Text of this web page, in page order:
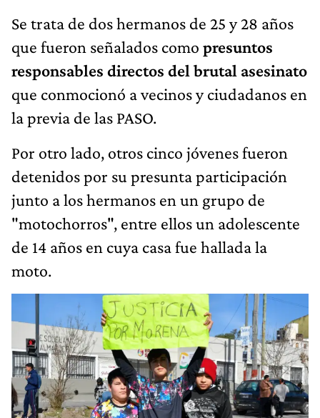
Se trata de dos hermanos de 25 y 28 años
que fueron señalados como presuntos
responsables directos del brutal asesinato
que conmocionó a vecinos y ciudadanos en
la previa de las PASO.
Por otro lado, otros cinco jóvenes fueron
detenidos por su presunta participación
junto a los hermanos en un grupo de
"motochorros", entre ellos un adolescente
de 14 años en cuya casa fue hallada la
moto.